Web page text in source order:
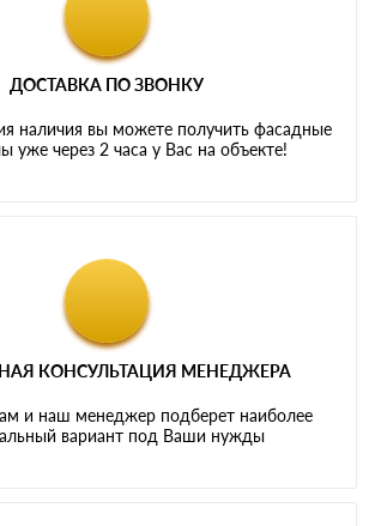
ДОСТАВКА ПО ЗВОНКУ
наличия вы можете получить фасадные
уже через 2 часа у Вас на объекте!
КОНСУЛЬТАЦИЯ МЕНЕДЖЕРА
и наш менеджер подберет наиболее
вариант под Ваши нужды